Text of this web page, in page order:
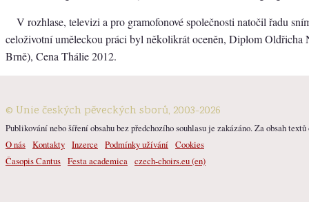
V rozhlase, televizi a pro gramofonové společnosti natočil řadu
celoživotní uměleckou práci byl několikrát oceněn, Diplom Oldřicha
Brně), Cena Thálie 2012.
© Unie českých pěveckých sborů, 2003-2026
Publikování nebo šíření obsahu bez předchozího souhlasu je zakázáno. Za obsah
O nás Kontakty Inzerce Podmínky užívání Cookies
Časopis Cantus Festa academica czech-choirs.eu (en)